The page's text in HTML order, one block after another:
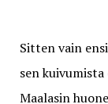
Sitten vain
sen
Maalasin